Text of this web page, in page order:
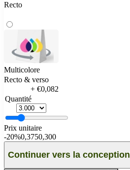
Recto
Multicolore
Recto & verso
+ €0,082
Quantité
Prix unitaire
-20%0,3750,300
Continuer vers la conception